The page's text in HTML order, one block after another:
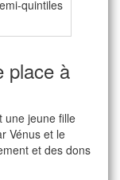
quintiles
place à
une jeune fille
Vénus et le
et des dons